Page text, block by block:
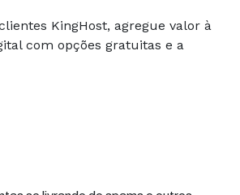
KingHost, agregue valor à
com opções gratuitas e a